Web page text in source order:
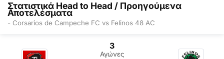
Στατιστικά Head to Head / Προηγούμενα
Αποτελέσματα
- Corsarios de Campeche FC vs Felinos 48 AC
3
Αγώνες